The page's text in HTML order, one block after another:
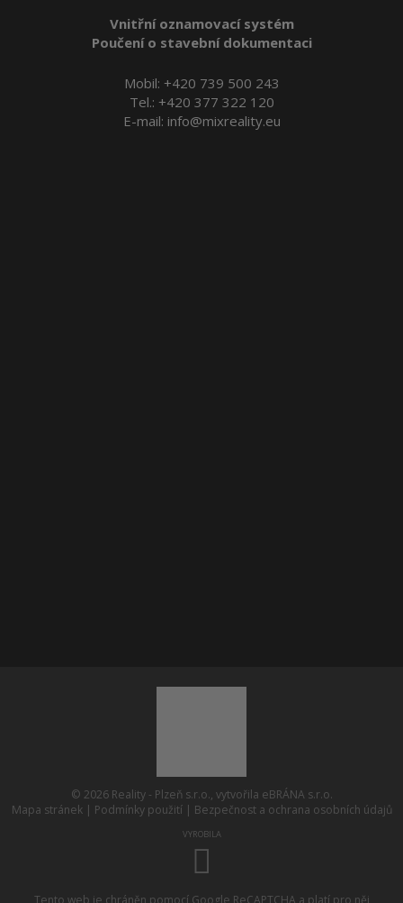
Vnitřní oznamovací systém
Poučení o stavební dokumentaci
Mobil: +420 739 500 243
Tel.: +420 377 322 120
E-mail: info@mixreality.eu
© 2026 Reality - Plzeň s.r.o., vytvořila eBRÁNA s.r.o.
Mapa stránek
Podmínky použití Bezpečnost a ochrana osobních údajů
VYROBILA
Tento web je chráněn pomocí Google ReCAPTCHA a platí pro něj